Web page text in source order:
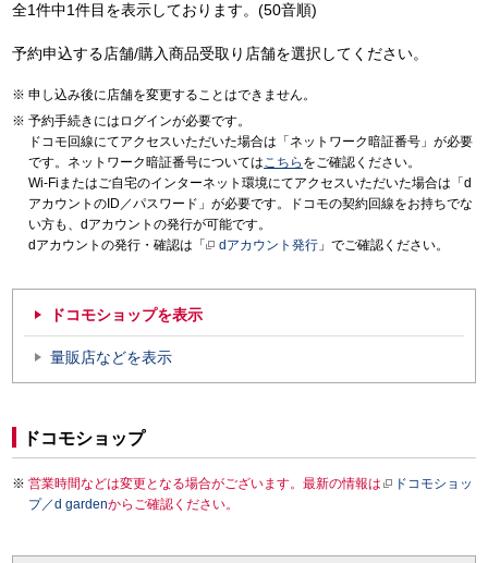
全1件中1件目を表示しております。(50音順)
予約申込する店舗/購入商品受取り店舗を選択してください。
申し込み後に店舗を変更することはできません。
予約手続きにはログインが必要です。
ドコモ回線にてアクセスいただいた場合は「ネットワーク暗証番号」が必要
です。ネットワーク暗証番号についてはこちら をご確認ください。
Wi-Fiまたはご自宅のインターネット環境にてアクセスいただいた場合は「d
アカウントのID／パスワード」が必要です。ドコモの契約回線をお持ちでな
い方も、dアカウントの発行が可能です。
dアカウントの発行・確認は「
dアカウント発行 」でご確認ください。
ドコモショップを表示
量販店などを表示
ドコモショップ
営業時間などは変更となる場合がございます。最新の情報は
ドコモショッ
プ／d gardenからご確認ください。